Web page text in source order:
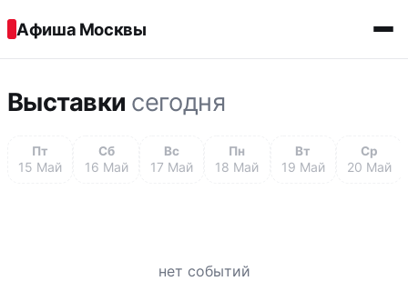
Афиша Москвы
Выставки сегодня
Пт
15 Май
Сб
16 Май
Вс
17 Май
Пн
18 Май
Вт
19 Май
Ср
20 Май
нет событий